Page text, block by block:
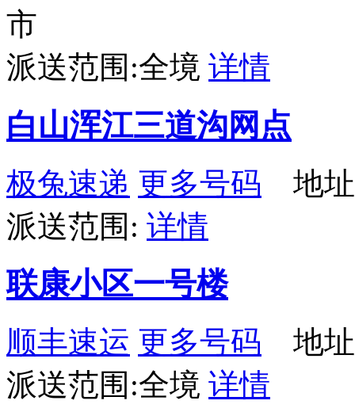
市
派送范围:全境 详情
白山浑江三道沟网点
极兔速递 更多号码 地址
派送范围: 详情
联康小区一号楼
顺丰速运 更多号码 地址
派送范围:全境 详情